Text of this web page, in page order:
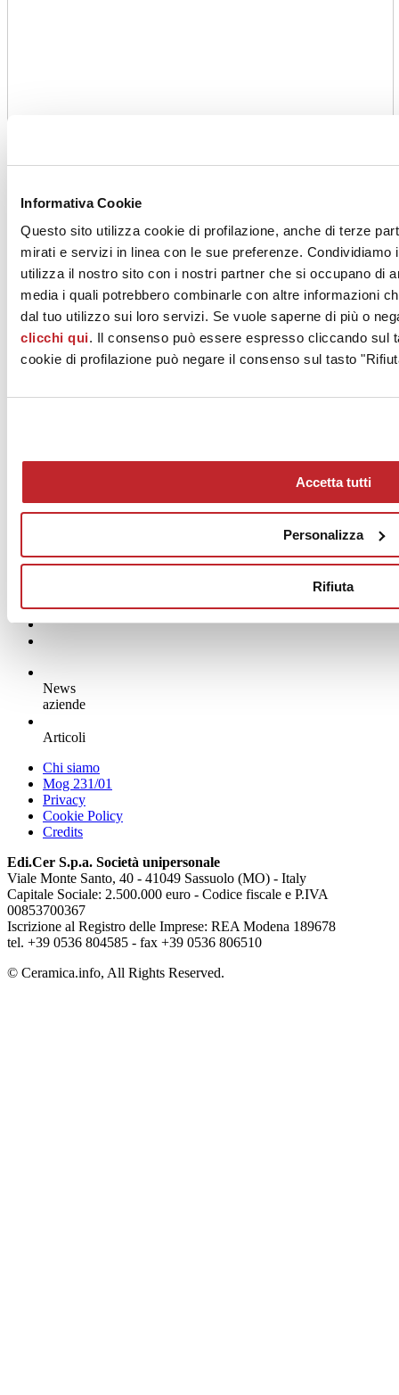
Informativa Cookie
Questo sito utilizza cookie di profilazione, anche di terze
mirati e servizi in linea con le sue preferenze.
utilizza il nostro sito con i nostri partner che si occupano di
media i quali potrebbero combinarle con altre informazioni
dal tuo utilizzo sui loro servizi. Se vuole saperne di più o
clicchi qui. Il consenso può essere espresso cliccando sul
cookie di profilazione può negare il consenso sul tasto
Accetta tutti
Personalizza
Rifiuta
News
aziende
Articoli
Chi siamo
Mog 231/01
Privacy
Cookie Policy
Credits
Edi.Cer S.p.a. Società unipersonale
Viale Monte Santo, 40 - 41049 Sassuolo (MO) - Italy
Capitale Sociale: 2.500.000 euro - Codice fiscale e P.IVA
00853700367
Iscrizione al Registro delle Imprese: REA Modena 189678
tel. +39 0536 804585 - fax +39 0536 806510
© Ceramica.info, All Rights Reserved.